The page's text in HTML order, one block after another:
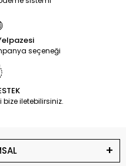
seçeneği
bize iletebilirsiniz.